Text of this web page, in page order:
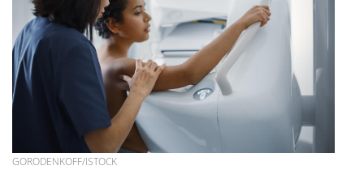
GORODENKOFF/ISTOCK